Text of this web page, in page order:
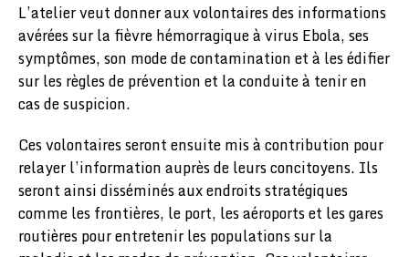
L’atelier veut donner aux volontaires des informations
avérées sur la fièvre hémorragique à virus Ebola, ses
symptômes, son mode de contamination et à les édifier
sur les règles de prévention et la conduite à tenir en
cas de suspicion.
Ces volontaires seront ensuite mis à contribution pour
relayer l’information auprès de leurs concitoyens. Ils
seront ainsi disséminés aux endroits stratégiques
comme les frontières, le port, les aéroports et les gares
routières pour entretenir les populations sur la